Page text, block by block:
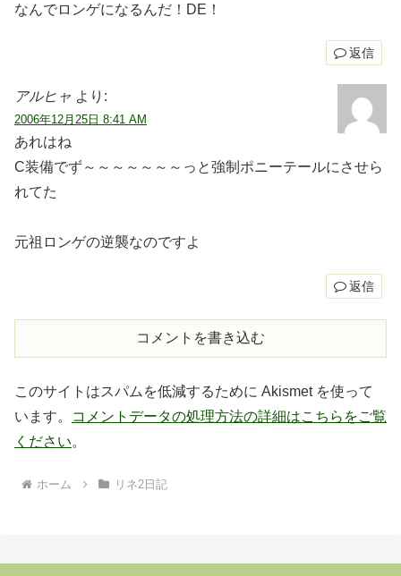
なんでロンゲになるんだ！DE！
返信
アルヒャ より:
2006年12月25日 8:41 AM
あれはね
C装備でず～～～～～～～っと強制ポニーテールにさせら
れてた
元祖ロンゲの逆襲なのですよ
返信
コメントを書き込む
このサイトはスパムを低減するために Akismet を使って
います。
コメントデータの処理方法の詳細はこちらをご覧
ください。
ホーム リネ2日記